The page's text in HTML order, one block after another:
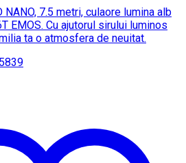
7.5 metri, culaore lumina alb
EMOS. Cu ajutorul sirului luminos
ta o atmosfera de neuitat.